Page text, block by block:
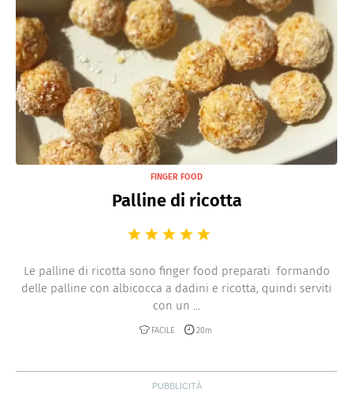
Antipasti di Carne
Crostini
Bruschette e Crostoni
Crocchette
Paté
Sformati e Flan
Tartare
Mousse salate
Tartine e Vol au vent
FINGER FOOD
Palline di ricotta
Le palline di ricotta sono finger food preparati formando
delle palline con albicocca a dadini e ricotta, quindi serviti
con un ...
FACILE 20m